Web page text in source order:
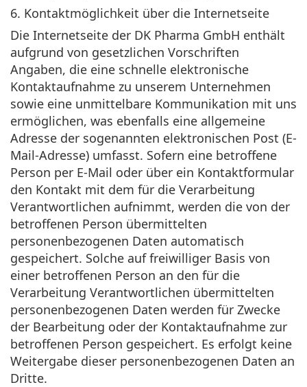
6. Kontaktmöglichkeit über die Internetseite
Die Internetseite der DK Pharma GmbH enthält
aufgrund von gesetzlichen Vorschriften
Angaben, die eine schnelle elektronische
Kontaktaufnahme zu unserem Unternehmen
sowie eine unmittelbare Kommunikation mit uns
ermöglichen, was ebenfalls eine allgemeine
Adresse der sogenannten elektronischen Post (E-
Mail-Adresse) umfasst. Sofern eine betroffene
Person per E-Mail oder über ein Kontaktformular
den Kontakt mit dem für die Verarbeitung
Verantwortlichen aufnimmt, werden die von der
betroffenen Person übermittelten
personenbezogenen Daten automatisch
gespeichert. Solche auf freiwilliger Basis von
einer betroffenen Person an den für die
Verarbeitung Verantwortlichen übermittelten
personenbezogenen Daten werden für Zwecke
der Bearbeitung oder der Kontaktaufnahme zur
betroffenen Person gespeichert. Es erfolgt keine
Weitergabe dieser personenbezogenen Daten an
Dritte.